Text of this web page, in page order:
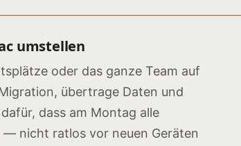
umstellen
oder das ganze Team auf
übertrage Daten und
dass am Montag alle
nicht ratlos vor neuen Geräten